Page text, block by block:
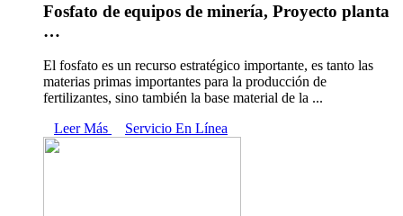
Fosfato de equipos de minería, Proyecto planta
…
El fosfato es un recurso estratégico importante, es tanto las
materias primas importantes para la producción de
fertilizantes, sino también la base material de la ...
Leer Más
Servicio En Línea